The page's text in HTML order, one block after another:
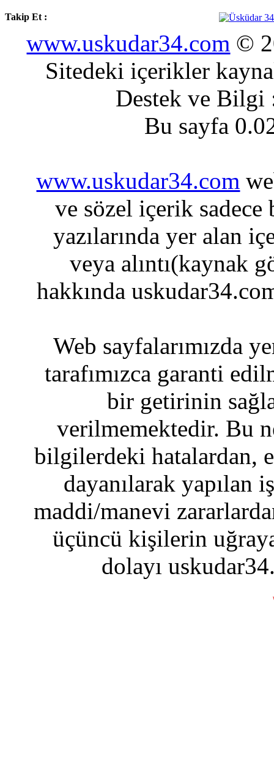
Takip Et :
www.uskudar34.com ©
Sitedeki içerikler
Destek ve
Bu sayfa
www.uskudar34.com
ve sözel içerik sadece
yazılarında yer alan
veya alıntı(kaynak
hakkında
Web sayfalarımızda
tarafımızca garanti
bir getirinin
verilmemektedir. Bu
bilgilerdeki hatalardan,
dayanılarak yapılan
maddi/manevi
üçüncü kişilerin
dolayı